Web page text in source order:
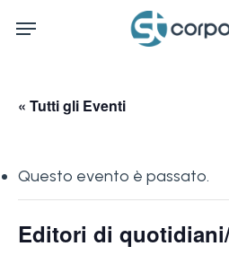
Menu
« Tutti gli Eventi
Questo evento è passato.
Editori di